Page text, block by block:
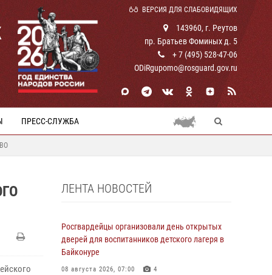
ВЕРСИЯ ДЛЯ СЛАБОВИДЯЩИХ
143960, г. Реутов
пр. Братьев Фоминых д. 5
+ 7 (495) 528-47-06
ODiRgupomo@rosguard.gov.ru
ПРЕСС-СЛУЖБА
ЛЕНТА НОВОСТЕЙ
Росгвардейцы организовали день открытых
дверей для воспитанников детского лагеря в
Байконуре
08 августа 2026, 07:00 4